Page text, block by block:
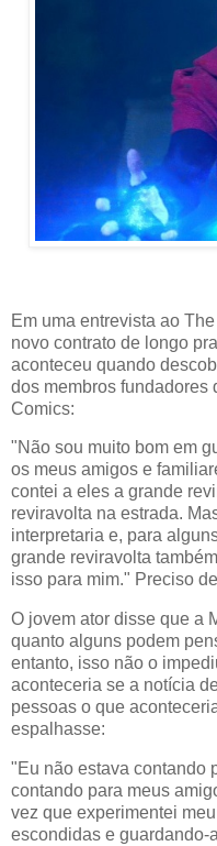
Em uma entrevista ao
novo contrato de longo
aconteceu quando
dos membros fundadores
Comics:
"Não sou muito bom em
os meus amigos e
contei a eles a grande
reviravolta na estrada.
interpretaria e, para
grande reviravolta
isso para mim." Preciso
O jovem ator disse que a
quanto alguns podem
entanto, isso não o
aconteceria se a notícia
pessoas o que
espalhasse:
"Eu não estava contando
contando para meus
vez que experimentei
escondidas e guardando-